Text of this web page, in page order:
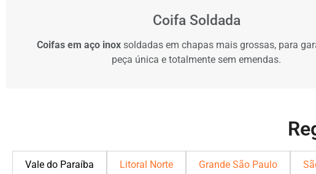
Coifa Soldada
Coifas em aço inox soldadas em chapas mais grossas, para
peça única e totalmente sem emendas.
Vale do Paraíba Litoral Norte Grande São Paulo